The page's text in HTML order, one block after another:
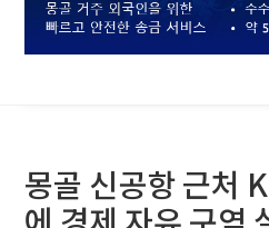
몽골 신공항 근처